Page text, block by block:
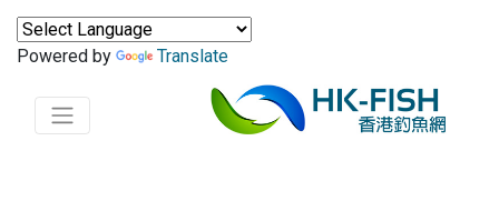
Powered by Translate